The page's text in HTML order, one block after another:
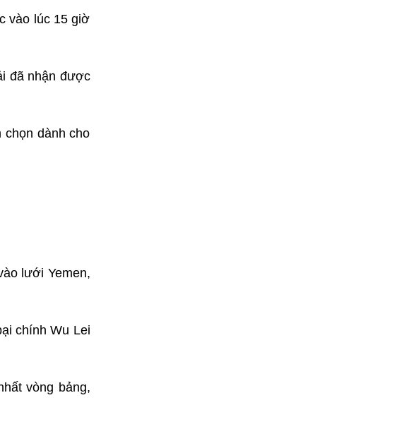
vào lúc 15 giờ
đã nhận được
dành cho
lưới Yemen,
chính Wu Lei
vòng bảng,